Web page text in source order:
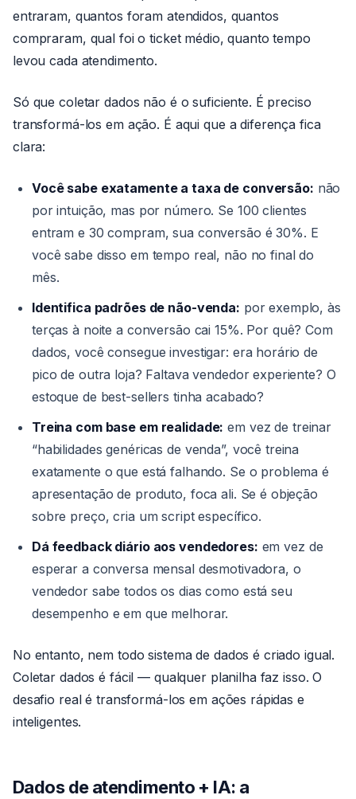
entraram, quantos foram atendidos, quantos
compraram, qual foi o ticket médio, quanto tempo
levou cada atendimento.
Só que coletar dados não é o suficiente. É preciso
transformá-los em ação. É aqui que a diferença fica
clara:
Você sabe exatamente a taxa de conversão: não
por intuição, mas por número. Se 100 clientes
entram e 30 compram, sua conversão é 30%. E
você sabe disso em tempo real, não no final do
mês.
Identifica padrões de não-venda: por exemplo, às
terças à noite a conversão cai 15%. Por quê? Com
dados, você consegue investigar: era horário de
pico de outra loja? Faltava vendedor experiente? O
estoque de best-sellers tinha acabado?
Treina com base em realidade: em vez de treinar
“habilidades genéricas de venda”, você treina
exatamente o que está falhando. Se o problema é
apresentação de produto, foca ali. Se é objeção
sobre preço, cria um script específico.
Dá feedback diário aos vendedores: em vez de
esperar a conversa mensal desmotivadora, o
vendedor sabe todos os dias como está seu
desempenho e em que melhorar.
No entanto, nem todo sistema de dados é criado igual.
Coletar dados é fácil — qualquer planilha faz isso. O
desafio real é transformá-los em ações rápidas e
inteligentes.
Dados de atendimento + IA: a